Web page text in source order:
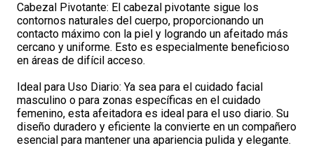
Cabezal Pivotante: El cabezal pivotante sigue los
contornos naturales del cuerpo, proporcionando un
contacto máximo con la piel y logrando un afeitado más
cercano y uniforme. Esto es especialmente beneficioso
en áreas de difícil acceso.
Ideal para Uso Diario: Ya sea para el cuidado facial
masculino o para zonas específicas en el cuidado
femenino, esta afeitadora es ideal para el uso diario. Su
diseño duradero y eficiente la convierte en un compañero
esencial para mantener una apariencia pulida y elegante.